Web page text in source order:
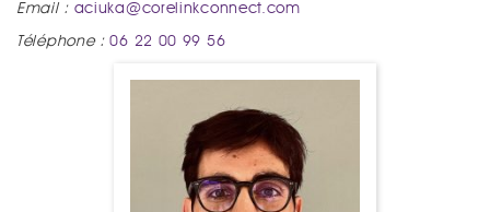
Email : aciuka@corelinkconnect.com
Téléphone :06 22 00 99 56